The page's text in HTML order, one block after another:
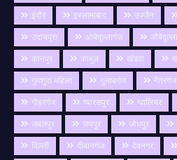
इंदौर
इस्लामाबाद उज्जैन
उदायपुरा
ओबेदुल्लागंज
कानपुर
काबुल खंडवा
गुमशुदा महिला
गुलाबगंज गैतरगंज
गौहरगंज
ग्यारसपुर ग्वालियर
जबलपुर
जयपुर जोधपुर
दिल्ली
दीवानगंज देवनगर